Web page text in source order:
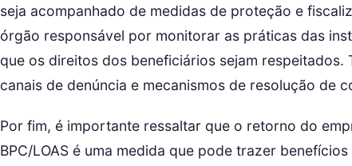
seja acompanhado de medidas de proteção e
órgão responsável por monitorar as práticas das
que os direitos dos beneficiários sejam respeitados.
canais de denúncia e mecanismos de resolução de
Por fim, é importante ressaltar que o retorno do
BPC/LOAS é uma medida que pode trazer